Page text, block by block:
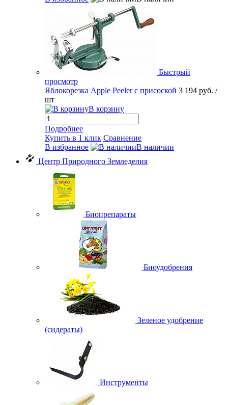
Быстрый
просмотр
Яблокорезка Apple Peeler с присоской 3 194 руб. /
шт
В корзину
Подробнее
Купить в 1 клик Сравнение
В избранное
В наличии
Центр Природного Земледелия
Биопрепараты
Биоудобрения
Зеленое удобрение
(сидераты)
Инструменты